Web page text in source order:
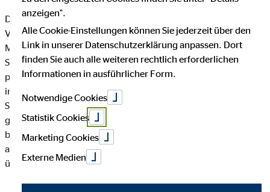
Die OVB Vermögensberatung AG hat als für die Verarbeitung
Verantwortlicher zahlreiche technische und organisatorische
Maßnahmen umgesetzt, um einen möglichst lückenlosen
Schutz der über diese Internetseite verarbeiteten
personenbezogenen Daten sicherzustellen. Dennoch können
internetbasierte Datenübertragungen grundsätzlich
Sicherheitslücken aufweisen, sodass ein absoluter Schutz nicht
gewährleistet werden kann. Aus diesem Grund steht es jeder
betroffenen Person frei, personenbezogene Daten auch auf
alternativen Wegen, beispielsweise telefonisch, an uns zu
übermitteln.
anzeigen".
Alle Cookie-Einstellungen können Sie jederzeit über den
Link in unserer Datenschutzerklärung anpassen. Dort
finden Sie auch alle weiteren rechtlich erforderlichen
Informationen in ausführlicher Form.
Notwendige Cookies
Statistik Cookies
Marketing Cookies
Externe Medien